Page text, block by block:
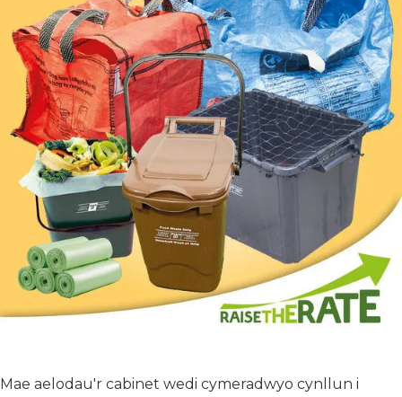
Mae aelodau'r cabinet wedi cymeradwyo cynllun i